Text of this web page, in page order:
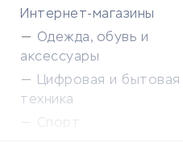
Интернет-магазины
Одежда, обувь и
аксессуары
Цифровая и бытовая
техника
Спорт